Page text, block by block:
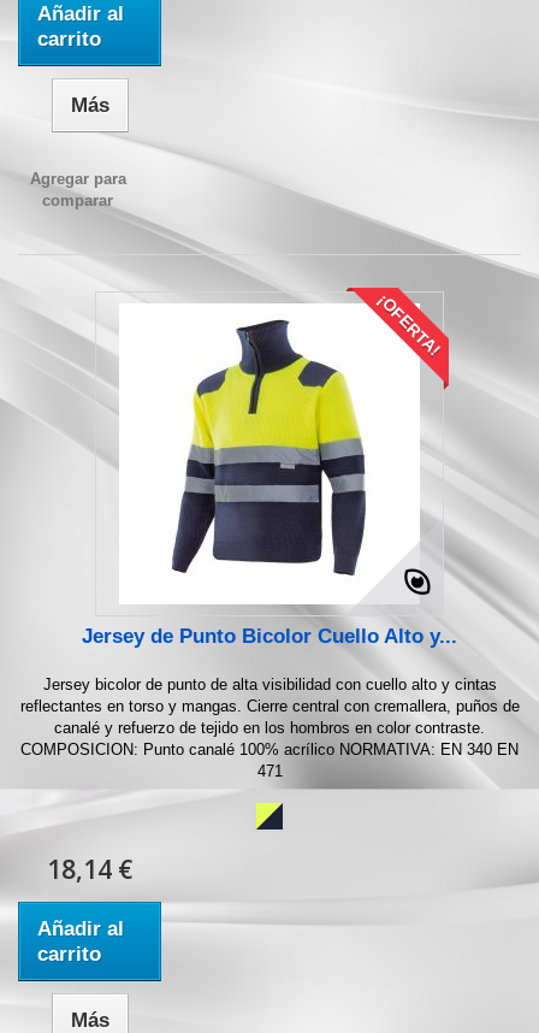
Añadir al
carrito
Más
Agregar para
comparar
¡OFERTA!
Jersey de Punto Bicolor Cuello Alto y...
Jersey bicolor de punto de alta visibilidad con cuello alto y cintas
reflectantes en torso y mangas. Cierre central con cremallera, puños de
canalé y refuerzo de tejido en los hombros en color contraste.
COMPOSICION: Punto canalé 100% acrílico NORMATIVA: EN 340 EN
471
18,14 €
Añadir al
carrito
Más